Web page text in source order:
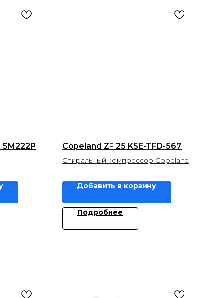
Copeland ZF 25 K5E-TFD-567
Спиральный компрессор Copeland
Добавить в корзину
Подробнее